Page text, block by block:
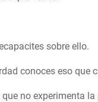
sobre ello.
conoces eso que
no experimenta